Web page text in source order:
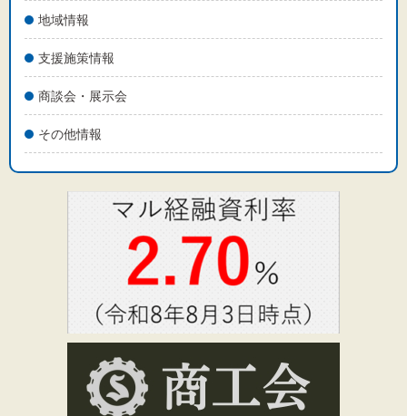
地域情報
支援施策情報
商談会・展示会
その他情報